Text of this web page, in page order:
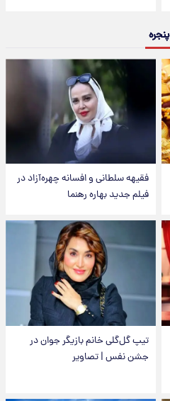
پنجره
فقیهه سلطانی و افسانه چهره‌آزاد در
فیلم جدید بهاره رهنما
تیپ گل‌گلی خانم بازیگر جوان در
جشن نفس | تصاویر